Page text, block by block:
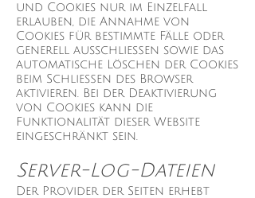
und Cookies nur im Einzelfall
erlauben, die Annahme von
Cookies für bestimmte Fälle oder
generell ausschließen sowie das
automatische Löschen der Cookies
beim Schließen des Browser
aktivieren. Bei der Deaktivierung
von Cookies kann die
Funktionalität dieser Website
eingeschränkt sein.
Server-Log-Dateien
Der Provider der Seiten erhebt